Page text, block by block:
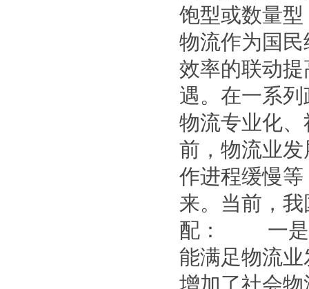
饱型或数量
物流作为国
效率的联动
遇。在一系
物流专业化
前，物流业
作进程缓慢
来。当前，
配： 一是物
能满足物流
增加了社会